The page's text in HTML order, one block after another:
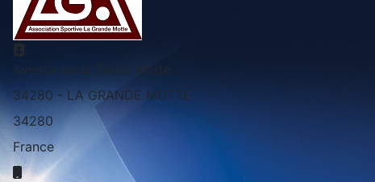
Adresse
Avenue de la Petite Motte
34280 - LA GRANDE MOTTE
34280
France
Mobile